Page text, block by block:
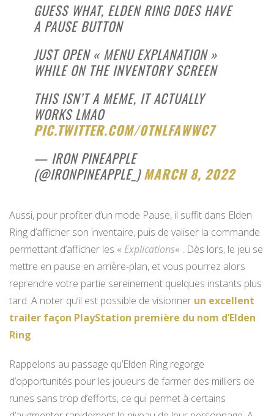
GUESS WHAT, ELDEN RING DOES HAVE
A PAUSE BUTTON
JUST OPEN « MENU EXPLANATION »
WHILE ON THE INVENTORY SCREEN
THIS ISN’T A MEME, IT ACTUALLY
WORKS LMAO
PIC.TWITTER.COM/0TNLFAWWC7
— IRON PINEAPPLE
(@IRONPINEAPPLE_)MARCH 8, 2022
Aussi, pour profiter d’un mode Pause, il suffit dans Elden
Ring d’afficher son inventaire, puis de valiser la commande
permettant d’afficher les « Explications« . Dès lors, le jeu se
mettre en pause en arrière-plan, et vous pourrez alors
reprendre votre partie sereinement quelques instants plus
tard. A noter qu’il est possible de visionner un excellent
trailer façon PlayStation première du nom d’Elden
Ring.
Rappelons au passage qu’Elden Ring regorge
d’opportunités pour les joueurs de farmer des milliers de
runes sans trop d’efforts, ce qui permet à certains